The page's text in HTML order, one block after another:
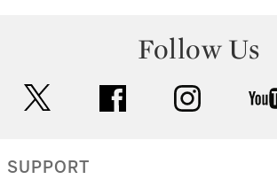
Follow Us
facebook instagram
SUPPORT